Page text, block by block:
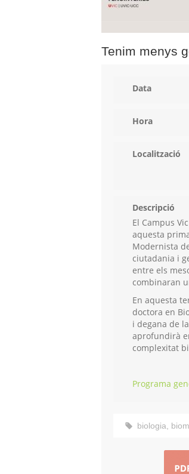
Tenim menys
Data
Hora
Localització
Descripció
El Campus
aquesta
Modernista
ciutadania i
entre els
combinaran
En aquesta
doctora en
i degana de
aprofundirà
complexitat
Programa
biologia,